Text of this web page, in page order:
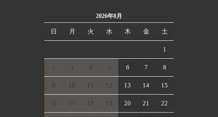
2026年8月
日 月 火 水 木 金 土
1
2 3 4 5 6 7 8
9 10 11 12 13 14 15
16 17 18 19 20 21 22